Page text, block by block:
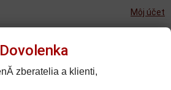
Môj účet
Dovolenka
zberatelia a klienti,